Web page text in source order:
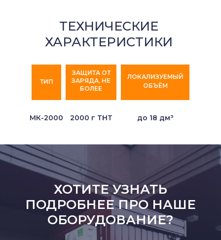
ТЕХНИЧЕСКИЕ
ХАРАКТЕРИСТИКИ
ТИП
МК-2000
ЗАЩИТА ОТ
ЗАРЯДА, НЕ
БОЛЕЕ
ЛОКАЛИЗУЕМЫЙ
ОБЪЁМ
2000 г ТНТ до 18 дм³
ХОТИТЕ УЗНАТЬ
ПОДРОБНЕЕ ПРО НАШЕ
ОБОРУДОВАНИЕ?